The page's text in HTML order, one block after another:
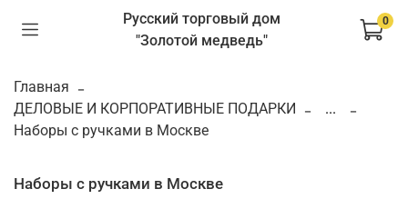
Русский торговый дом
"Золотой медведь"
0
Главная
ДЕЛОВЫЕ И КОРПОРАТИВНЫЕ ПОДАРКИ
...
Наборы с ручками в Москве
Наборы с ручками в Москве